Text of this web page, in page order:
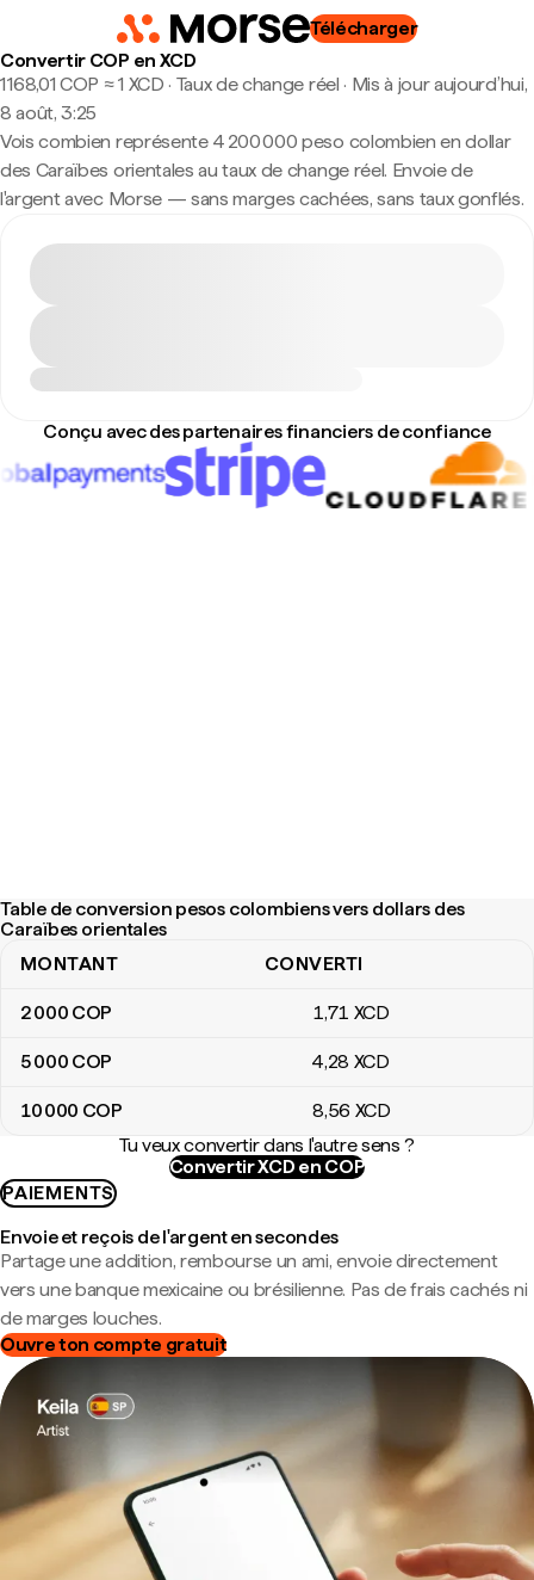
Télécharger
Convertir COP en XCD
1 168,01 COP ≈ 1 XCD · Taux de change réel · Mis à jour aujourd’hui,
8 août, 3:25
Vois combien représente 4 200 000 peso colombien en dollar
des Caraïbes orientales au taux de change réel. Envoie de
l'argent avec Morse — sans marges cachées, sans taux gonflés.
Conçu avec des partenaires financiers de confiance
Table de conversion pesos colombiens vers dollars des
Caraïbes orientales
Table de conversion pesos colombiens vers dollars des
MONTANT CONVERTI
2 000 COP 1,71 XCD
5 000 COP 4,28 XCD
10 000 COP 8,56 XCD
Tu veux convertir dans l'autre sens ?
Convertir XCD en COP
PAIEMENTS
Envoie et reçois de l'argent en secondes
Partage une addition, rembourse un ami, envoie directement
vers une banque mexicaine ou brésilienne. Pas de frais cachés ni
de marges louches.
Ouvre ton compte gratuit